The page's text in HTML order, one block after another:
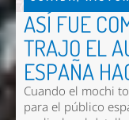
ASÍ FUE
TRAJO EL
ESPAÑA
Cuando el mochi
para el público